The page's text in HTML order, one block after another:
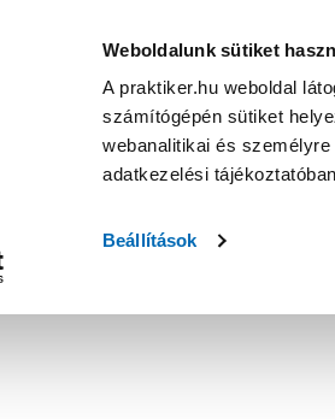
Weboldalunk sütiket
A praktiker.hu weboldal
számítógépén sütiket
webanalitikai és
adatkezelési
Beállítások